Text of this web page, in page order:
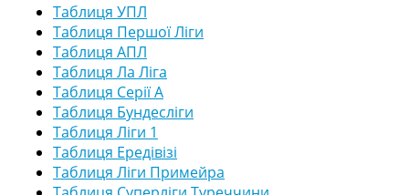
Таблиця УПЛ
Таблиця Першої Ліги
Таблиця АПЛ
Таблиця Ла Ліга
Таблиця Серії А
Таблиця Бундесліги
Таблиця Ліги 1
Таблиця Ередівізі
Таблиця Ліги Примейра